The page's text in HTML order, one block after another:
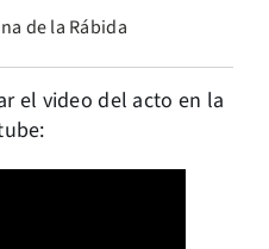
de la Rábida
el video del acto en la